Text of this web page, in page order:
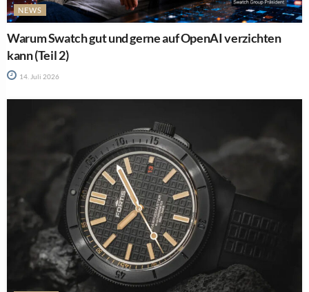
NEWS
Warum Swatch gut und gerne auf OpenAI verzichten
kann (Teil 2)
14. Juli 2026